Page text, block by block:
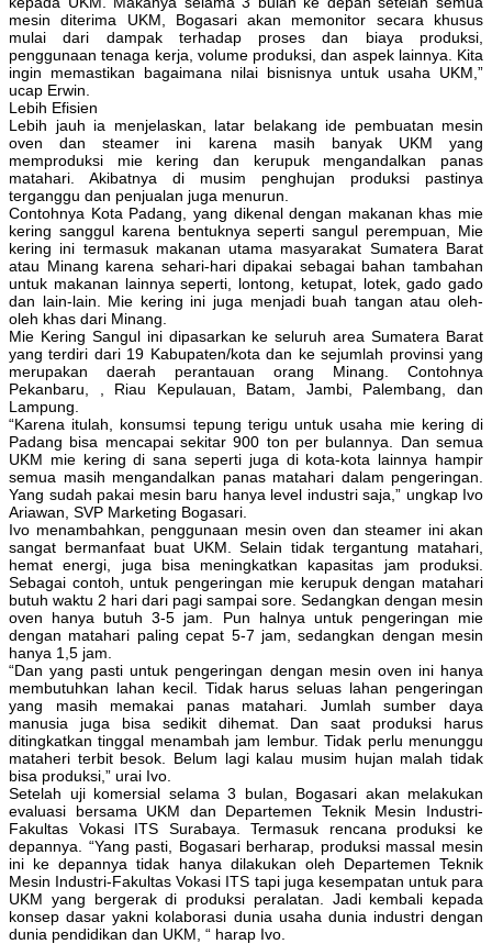
mesin diterima UKM, Bogasari akan memonitor secara khusus
mulai dari dampak terhadap proses dan biaya produksi,
penggunaan tenaga kerja, volume produksi, dan aspek lainnya. Kita
ingin memastikan bagaimana nilai bisnisnya untuk usaha UKM,”
ucap Erwin.
Lebih Efisien
Lebih jauh ia menjelaskan, latar belakang ide pembuatan mesin
oven dan steamer ini karena masih banyak UKM yang
memproduksi mie kering dan kerupuk mengandalkan panas
matahari. Akibatnya di musim penghujan produksi pastinya
terganggu dan penjualan juga menurun.
Contohnya Kota Padang, yang dikenal dengan makanan khas mie
kering sanggul karena bentuknya seperti sangul perempuan, Mie
kering ini termasuk makanan utama masyarakat Sumatera Barat
atau Minang karena sehari-hari dipakai sebagai bahan tambahan
untuk makanan lainnya seperti, lontong, ketupat, lotek, gado gado
dan lain-lain. Mie kering ini juga menjadi buah tangan atau oleh-
oleh khas dari Minang.
Mie Kering Sangul ini dipasarkan ke seluruh area Sumatera Barat
yang terdiri dari 19 Kabupaten/kota dan ke sejumlah provinsi yang
merupakan daerah perantauan orang Minang. Contohnya
Pekanbaru, , Riau Kepulauan, Batam, Jambi, Palembang, dan
Lampung.
“Karena itulah, konsumsi tepung terigu untuk usaha mie kering di
Padang bisa mencapai sekitar 900 ton per bulannya. Dan semua
UKM mie kering di sana seperti juga di kota-kota lainnya hampir
semua masih mengandalkan panas matahari dalam pengeringan.
Yang sudah pakai mesin baru hanya level industri saja,” ungkap Ivo
Ariawan, SVP Marketing Bogasari.
Ivo menambahkan, penggunaan mesin oven dan steamer ini akan
sangat bermanfaat buat UKM. Selain tidak tergantung matahari,
hemat energi, juga bisa meningkatkan kapasitas jam produksi.
Sebagai contoh, untuk pengeringan mie kerupuk dengan matahari
butuh waktu 2 hari dari pagi sampai sore. Sedangkan dengan mesin
oven hanya butuh 3-5 jam. Pun halnya untuk pengeringan mie
dengan matahari paling cepat 5-7 jam, sedangkan dengan mesin
hanya 1,5 jam.
“Dan yang pasti untuk pengeringan dengan mesin oven ini hanya
membutuhkan lahan kecil. Tidak harus seluas lahan pengeringan
yang masih memakai panas matahari. Jumlah sumber daya
manusia juga bisa sedikit dihemat. Dan saat produksi harus
ditingkatkan tinggal menambah jam lembur. Tidak perlu menunggu
mataheri terbit besok. Belum lagi kalau musim hujan malah tidak
bisa produksi,” urai Ivo.
Setelah uji komersial selama 3 bulan, Bogasari akan melakukan
evaluasi bersama UKM dan Departemen Teknik Mesin Industri-
Fakultas Vokasi ITS Surabaya. Termasuk rencana produksi ke
depannya. “Yang pasti, Bogasari berharap, produksi massal mesin
ini ke depannya tidak hanya dilakukan oleh Departemen Teknik
Mesin Industri-Fakultas Vokasi ITS tapi juga kesempatan untuk para
UKM yang bergerak di produksi peralatan. Jadi kembali kepada
konsep dasar yakni kolaborasi dunia usaha dunia industri dengan
dunia pendidikan dan UKM, “ harap Ivo.